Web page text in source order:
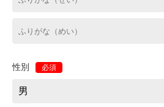
性別 必須